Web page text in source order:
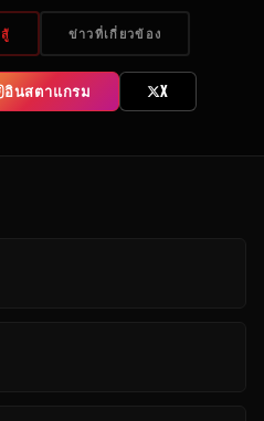
ข่าวที่เกี่ยวข้อง
อินสตาแกรม X